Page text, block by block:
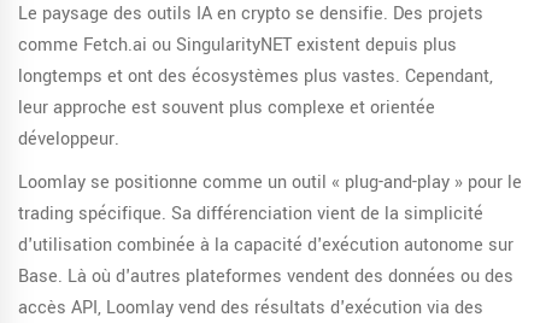
Le paysage des outils IA en crypto se densifie. Des projets
comme Fetch.ai ouSingularityNETexistent depuis plus
longtemps et ont des écosystèmes plus vastes. Cependant,
leur approche est souvent plus complexe et orientée
développeur.
Loomlay se positionne comme un outil « plug-and-play » pour le
trading spécifique. Sa différenciation vient de la simplicité
d'utilisation combinée à la capacité d'exécution autonome sur
Base. Là où d'autres plateformes vendent des données ou des
accès API, Loomlay vend des résultats d'exécution via des